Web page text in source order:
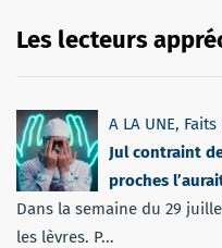
Les lecteurs
A LA UNE,
Jul contraint
proches
Dans la semaine du 29
les lèvres. P...